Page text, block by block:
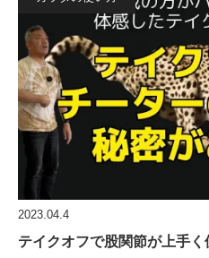
2023.04.4
テイクオフで股関節が上手